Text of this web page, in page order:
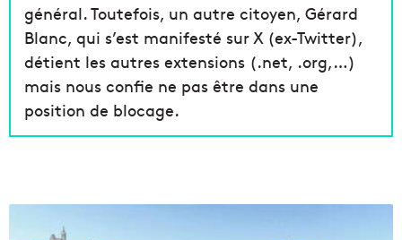
général. Toutefois, un autre citoyen, Gérard
Blanc, qui s’est manifesté sur X (ex-Twitter),
détient les autres extensions (.net, .org,…)
mais nous confie ne pas être dans une
position de blocage.